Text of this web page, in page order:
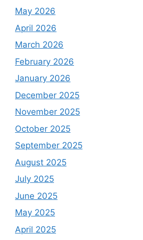
May 2026
April 2026
March 2026
February 2026
January 2026
December 2025
November 2025
October 2025
September 2025
August 2025
July 2025
June 2025
May 2025
April 2025